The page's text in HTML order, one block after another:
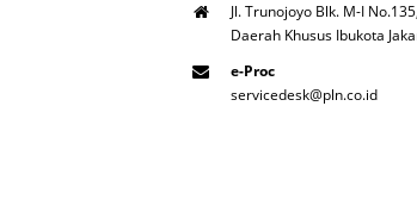
Jl. Trunojoyo Blk. M-I
Daerah Khusus Ibukota
e-Proc
servicedesk@pln.co.id